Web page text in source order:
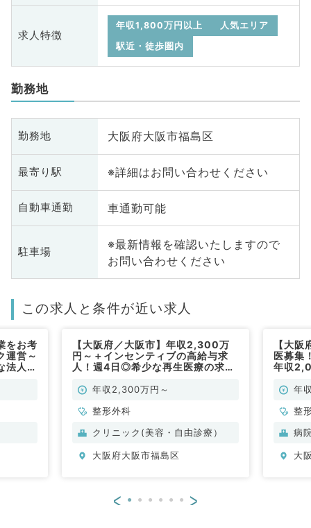
求人特徴
年収1,800万円以上
人気エリア
駅近・徒歩圏内
勤務地
勤務地 大阪府大阪市福島区
最寄り駅 ※詳細はお問い合わせください
自動車通勤 車通勤可能
駐車場
※最新情報を確認いたしますので
お問い合わせください
この求人と条件が近い求人
をお考
運営～
法人で
【大阪府／大阪市】年収2,300万
円～＋インセンティブの高給与求
人！週4日◎希少な再生医療の求人
年収2,300万円～
整形外科
クリニック(美容・自由診療）
大阪府大阪市福島区
【大
医募集
年収
も魅年
整
病
大
< >